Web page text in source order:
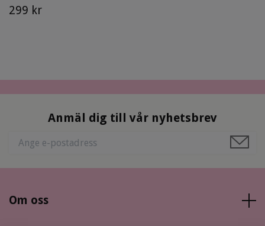
299 kr
Anmäl dig till vår nyhetsbrev
Om oss